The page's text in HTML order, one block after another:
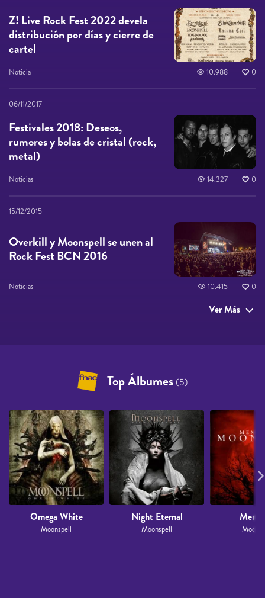
Z! Live Rock Fest 2022 devela
distribución por días y cierre de
cartel
Noticia 10.988 0
06/11/2017
Festivales 2018: Deseos,
rumores y bolas de cristal (rock,
metal)
Noticias 14.327 0
15/12/2015
Overkill y Moonspell se unen al
Rock Fest BCN 2016
Noticias 10.415 0
Ver Más
Top Álbumes (5)
Omega White
Moonspell
Night Eternal
Moonspell